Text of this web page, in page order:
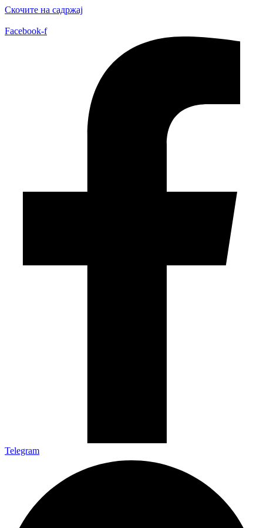
Скочите на садржај
Facebook-f
Telegram